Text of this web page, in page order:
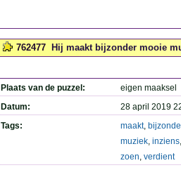
762477 Hij maakt bijzonder mooie
Plaats van de puzzel:
eigen maaksel
Datum:
28 april 2019
Tags:
maakt,
muziek, inziens
zoen, verdient